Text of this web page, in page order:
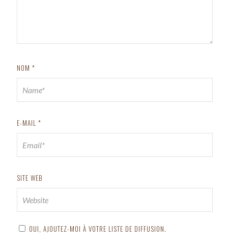
NOM *
E-MAIL *
SITE WEB
OUI, AJOUTEZ-MOI À VOTRE LISTE DE DIFFUSION.